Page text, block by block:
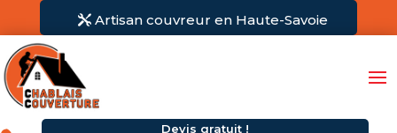
Artisan couvreur en Haute-Savoie
Devis gratuit !